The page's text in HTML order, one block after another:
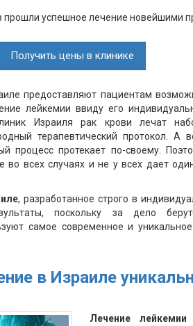
прошли успешное лечение новейшими
Получить цены в клинике
предоставляют пациентам
лейкемии ввиду его
Израиля рак крови лечат
терапевтический протокол. А
процесс протекает по-своему.
во всех случаях и не у всех дает
, разработанное строго в
поскольку за дело
самое современное и
в Израиле
Лечение